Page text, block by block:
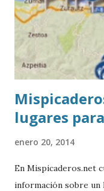
lugares
enero 20, 2014
En Mispicaderos.net
información sobre un